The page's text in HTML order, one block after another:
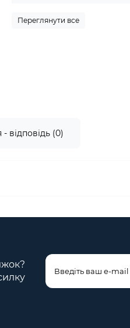
Переглянути все
відповідь (0)